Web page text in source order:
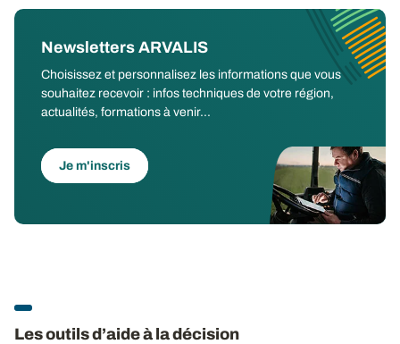
Newsletters ARVALIS
Choisissez et personnalisez les informations que vous
souhaitez recevoir : infos techniques de votre région,
actualités, formations à venir...
Je m'inscris
Les outils d’aide à la décision